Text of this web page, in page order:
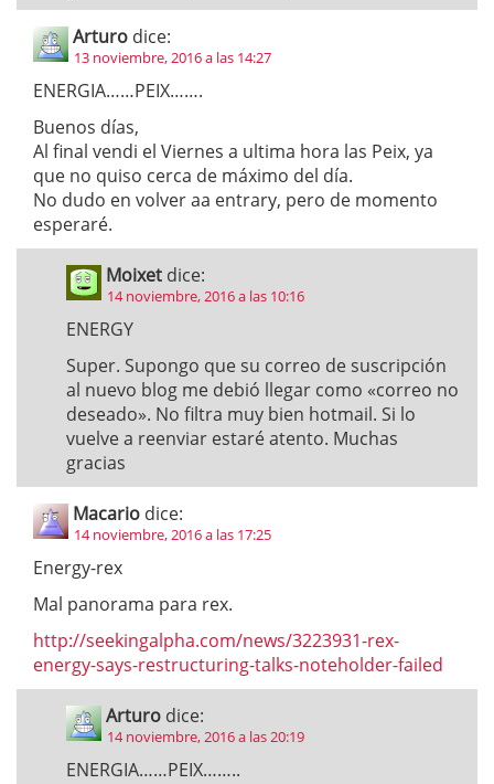
Arturo dice:
13 noviembre, 2016 a las 14:27
ENERGIA……PEIX…….
Buenos días,
Al final vendi el Viernes a ultima hora las Peix, ya
que no quiso cerca de máximo del día.
No dudo en volver aa entrary, pero de momento
esperaré.
Moixet dice:
14 noviembre, 2016 a las 10:16
ENERGY
Super. Supongo que su correo de suscripción
al nuevo blog me debió llegar como «correo no
deseado». No filtra muy bien hotmail. Si lo
vuelve a reenviar estaré atento. Muchas
gracias
Macario dice:
14 noviembre, 2016 a las 17:25
Energy-rex
Mal panorama para rex.
http://seekingalpha.com/news/3223931-rex-
energy-says-restructuring-talks-noteholder-failed
Arturo dice:
14 noviembre, 2016 a las 20:19
ENERGIA……PEIX……..